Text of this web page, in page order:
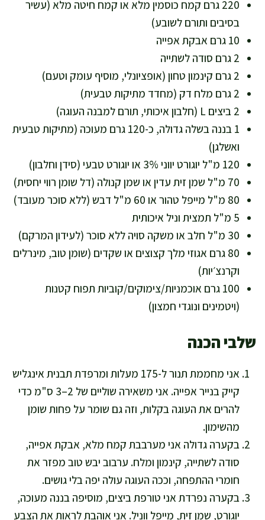
220 גרם קמח כוסמין מלא או קמח חיטה מלא (עשיר
בסיבים ותורם לשובע)
10 גרם אבקת אפייה
2 גרם סודה לשתייה
2 גרם קינמון טחון (אופציונלי, מוסיף עומק וטעם)
2 גרם מלח דק (מחדד מתיקות טבעית)
2 ביצים L (חלבון איכותי, תורם למבנה העוגה)
1 בננה בשלה גדולה, כ-120 גרם מעוכה (מתיקות טבעית
ואשלגן)
120 מ"ל יוגורט יווני 3% או יוגורט טבעי (סידן וחלבון)
70 מ"ל שמן זית עדין או שמן קנולה (דל שומן רווי יחסית)
80 מ"ל מייפל טהור או 60 מ"ל דבש (ללא סוכר מעובד)
5 מ"ל תמצית וניל איכותית
30 מ"ל חלב או משקה סויה ללא סוכר (לעידון המרקם)
80 גרם אגוזי מלך קצוצים או שקדים (שומן טוב, מינרלים
וקרנצ׳יות)
100 גרם אוכמניות/צימוקים/קוביות תפוח קטנות
(ויטמינים ונוגדי חמצון)
שלבי הכנה
אני מחממת תנור ל-175 מעלות ומרפדת תבנית אינגליש
קייק בנייר אפייה. אני משאירה שוליים של 2–3 ס"מ כדי
להרים את העוגה בקלות, וזה גם שומר על פחות שומן
מהשימון.
בקערה גדולה אני מערבבת קמח מלא, אבקת אפייה,
סודה לשתייה, קינמון ומלח. ערבוב יבש טוב מפזר את
חומרי ההתפחה, וככה העוגה עולה יפה בלי גושים.
בקערה נפרדת אני טורפת ביצים, מוסיפה בננה מעוכה,
יוגורט, שמן זית, מייפל ווניל. אני אוהבת לראות את הצבע